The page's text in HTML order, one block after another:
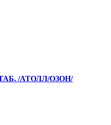
/АТОЛЛ/ОЗОН/